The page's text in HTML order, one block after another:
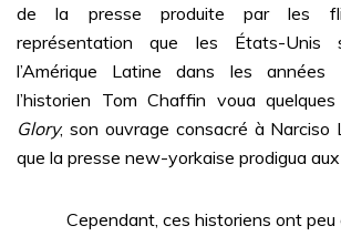
de la presse produite par les
représentation que les États-Unis
l’Amérique Latine dans les années
l’historien Tom Chaffin voua
Glory, son ouvrage consacré à Narciso
que la presse new-yorkaise prodigua
Cependant, ces historiens ont peu